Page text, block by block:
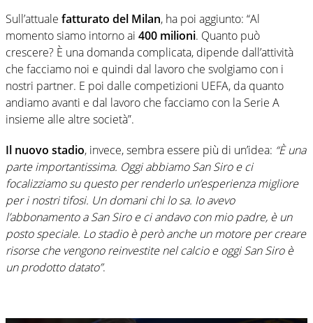
Sull’attuale fatturato del Milan, ha poi aggiunto: “Al
momento siamo intorno ai 400 milioni. Quanto può
crescere? È una domanda complicata, dipende dall’attività
che facciamo noi e quindi dal lavoro che svolgiamo con i
nostri partner. E poi dalle competizioni UEFA, da quanto
andiamo avanti e dal lavoro che facciamo con la Serie A
insieme alle altre società”.
Il nuovo stadio, invece, sembra essere più di un’idea: “È una
parte importantissima. Oggi abbiamo San Siro e ci
focalizziamo su questo per renderlo un’esperienza migliore
per i nostri tifosi. Un domani chi lo sa. Io avevo
l’abbonamento a San Siro e ci andavo con mio padre, è un
posto speciale. Lo stadio è però anche un motore per creare
risorse che vengono reinvestite nel calcio e oggi San Siro è
un prodotto datato”.